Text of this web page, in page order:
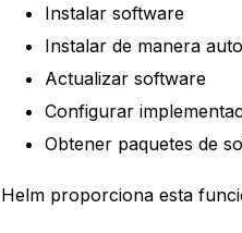
Instalar software
Instalar de manera
Actualizar software
Configurar
Obtener paquetes de
Helm proporciona esta